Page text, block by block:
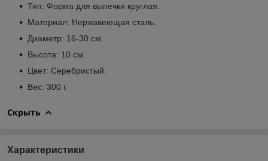
Тип: Форма для выпечки круглая.
Материал: Нержавеющая сталь.
Диаметр: 16-30 см.
Высота: 10 см.
Цвет: Серебристый.
Вес: 300 г.
Скрыть
Характеристики